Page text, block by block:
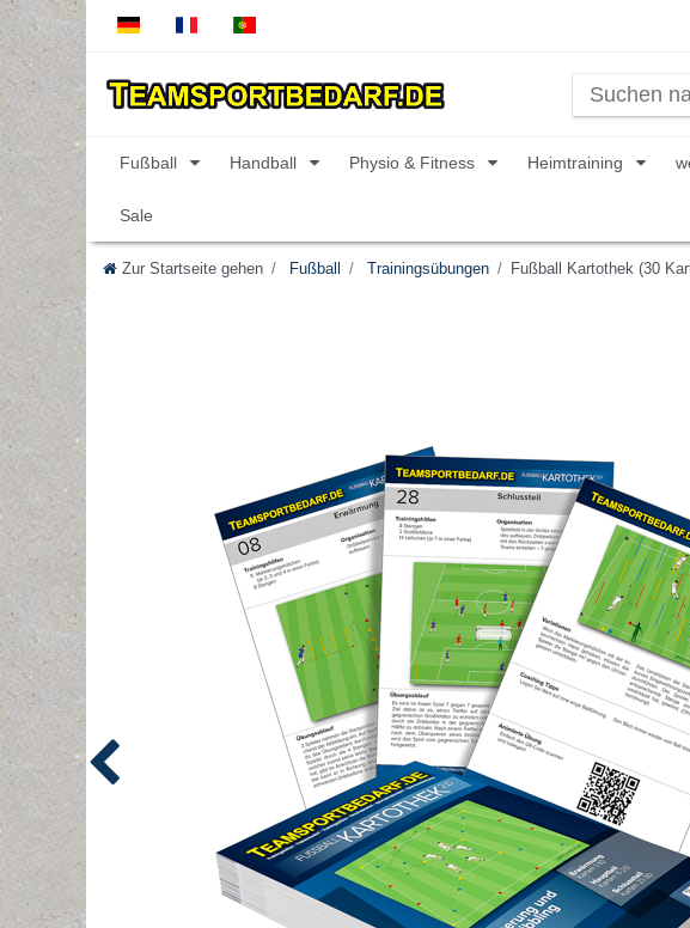
Fußball Handball Physio & Fitness Heimtraining
Sale
Zur Startseite gehen Fußball Trainingsübungen Fußball Kartothek (30